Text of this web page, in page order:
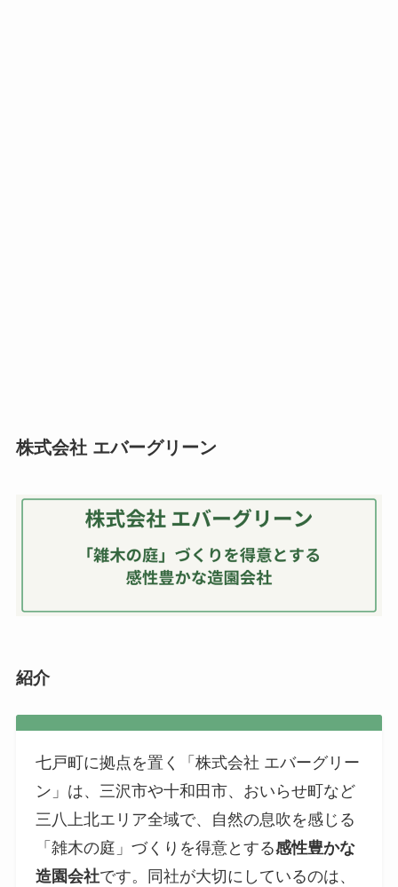
株式会社 エバーグリーン
紹介
七戸町に拠点を置く「株式会社 エバーグリー
ン」は、三沢市や十和田市、おいらせ町など
三八上北エリア全域で、自然の息吹を感じる
「雑木の庭」づくりを得意とする感性豊かな
造園会社です。同社が大切にしているのは、